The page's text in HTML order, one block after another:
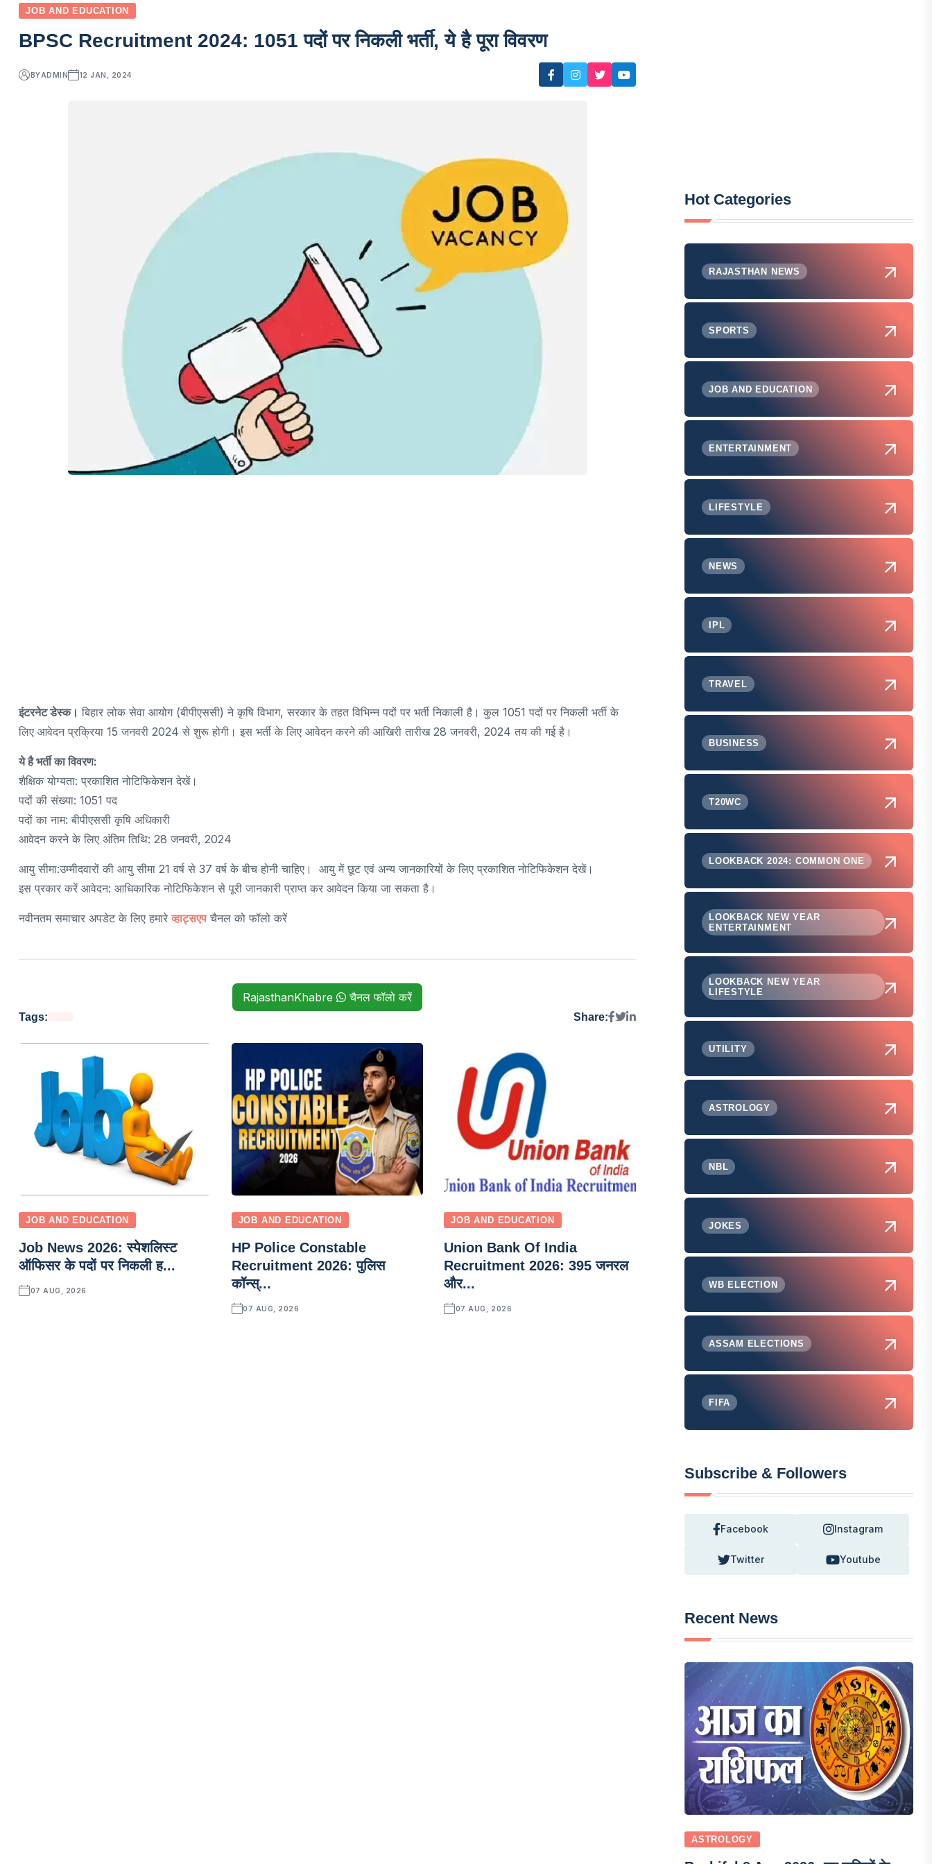
JOB AND EDUCATION
BPSC Recruitment 2024: 1051 पदों पर निकली भर्ती, ये है पूरा विवरण
BYADMIN 12 JAN, 2024
इंटरनेट डेस्क। बिहार लोक सेवा आयोग (बीपीएससी) ने कृषि विभाग, सरकार के तहत विभिन्न पदों पर भर्ती निकाली है। कुल 1051 पदों पर निकली भर्ती के
लिए आवेदन प्रक्रिया 15 जनवरी 2024 से शुरू होगी। इस भर्ती के लिए आवेदन करने की आखिरी तारीख 28 जनवरी, 2024 तय की गई है।
ये है भर्ती का विवरण:
शैक्षिक योग्यता: प्रकाशित नोटिफिकेशन देखें।
पदों की संख्या: 1051 पद
पदों का नाम: बीपीएससी कृषि अधिकारी
आवेदन करने के लिए अंतिम तिथि: 28 जनवरी, 2024
आयु सीमा:उम्मीदवारों की आयु सीमा 21 वर्ष से 37 वर्ष के बीच होनी चाहिए। आयु में छूट एवं अन्य जानकारियों के लिए प्रकाशित नोटिफिकेशन देखें।
इस प्रकार करें आवेदन: आधिकारिक नोटिफिकेशन से पूरी जानकारी प्राप्त कर आवेदन किया जा सकता है।
नवीनतम समाचार अपडेट के लिए हमारे व्हाट्सएपचैनल को फॉलो करें
RajasthanKhabre चैनल फॉलो करें
Tags: Share:
JOB AND EDUCATION
Job News 2026: स्पेशलिस्ट
ऑफिसर के पदों पर निकली ह...
07 AUG, 2026
JOB AND EDUCATION
HP Police Constable
Recruitment 2026: पुलिस
कॉन्स्...
07 AUG, 2026
JOB AND EDUCATION
Union Bank Of India
Recruitment 2026: 395 जनरल
और...
07 AUG, 2026
Hot Categories
RAJASTHAN NEWS
SPORTS
JOB AND EDUCATION
ENTERTAINMENT
LIFESTYLE
NEWS
IPL
TRAVEL
BUSINESS
T20WC
LOOKBACK 2024: COMMON ONE
LOOKBACK NEW YEAR
ENTERTAINMENT
LOOKBACK NEW YEAR
LIFESTYLE
UTILITY
ASTROLOGY
NBL
JOKES
WB ELECTION
ASSAM ELECTIONS
FIFA
Subscribe & Followers
Facebook Instagram
Twitter Youtube
Recent News
ASTROLOGY